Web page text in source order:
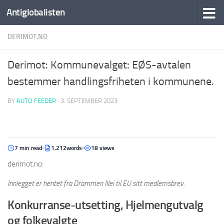
Antiglobalisten
DERIMOT.NO
Derimot: Kommunevalget: EØS-avtalen
bestemmer handlingsfriheten i kommunene.
BY AUTO FEEDER · 3. SEPTEMBER 2023
7 min read 1,212words 18 views
derimot.no:
Innlegget er hentet fra Drammen Nei til EU sitt medlemsbrev.
Konkurranse-utsetting, Hjelmengutvalg
og folkevalgte